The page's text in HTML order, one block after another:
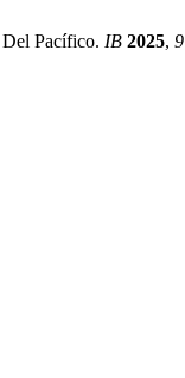
Pacífico. IB 2025, 9